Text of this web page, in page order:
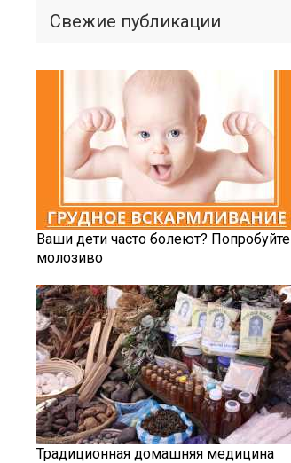
Свежие публикации
Ваши дети часто болеют? Попробуйте
молозиво
Традиционная домашняя медицина